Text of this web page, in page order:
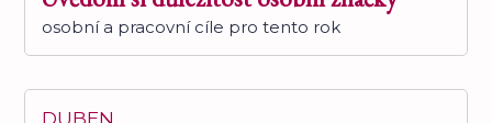
osobní a pracovní cíle pro tento rok
DUBEN